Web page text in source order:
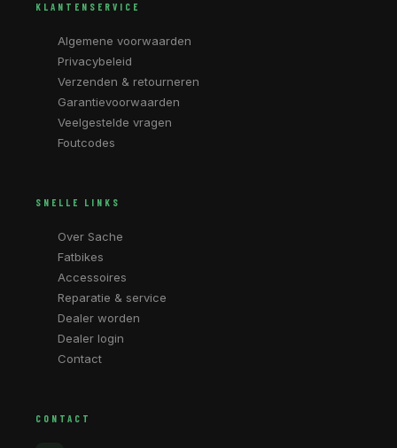
KLANTENSERVICE
Algemene voorwaarden
Privacybeleid
Verzenden & retourneren
Garantievoorwaarden
Veelgestelde vragen
Foutcodes
SNELLE LINKS
Over Sache
Fatbikes
Accessoires
Reparatie & service
Dealer worden
Dealer login
Contact
CONTACT